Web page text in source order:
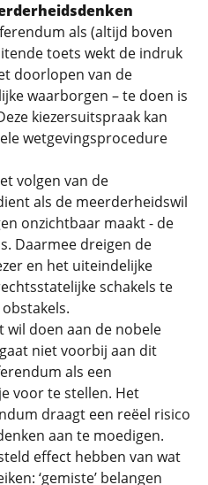
als (altijd boven
toets wekt de indruk
doorlopen van de
waarborgen – te doen is
kiezersuitspraak kan
wetgevingsprocedure
volgen van de
als de meerderheidswil
onzichtbaar maakt - de
Daarmee dreigen de
en het uiteindelijke
schakels te
wil doen aan de nobele
niet voorbij aan dit
als een
voor te stellen. Het
draagt een reëel risico
aan te moedigen.
effect hebben van wat
‘gemiste’ belangen